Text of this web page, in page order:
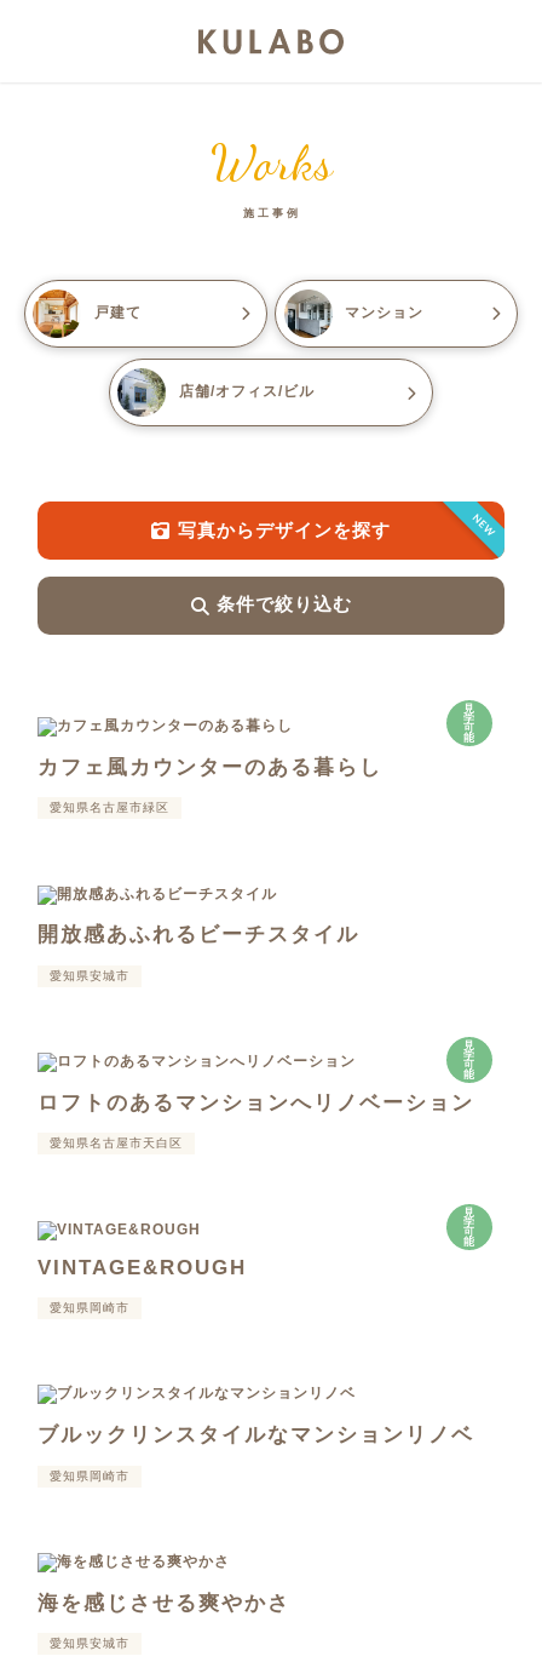
Works
施工事例
戸建て マンション
店舗/オフィス/ビル
NEW
写真からデザインを探す
条件で絞り込む
見
学
可
能
カフェ風カウンターのある暮らし
愛知県名古屋市緑区
開放感あふれるビーチスタイル
愛知県安城市
見
学
可
能
ロフトのあるマンションへリノベーション
愛知県名古屋市天白区
見
学
可
能
VINTAGE&ROUGH
愛知県岡崎市
ブルックリンスタイルなマンションリノベ
愛知県岡崎市
海を感じさせる爽やかさ
愛知県安城市